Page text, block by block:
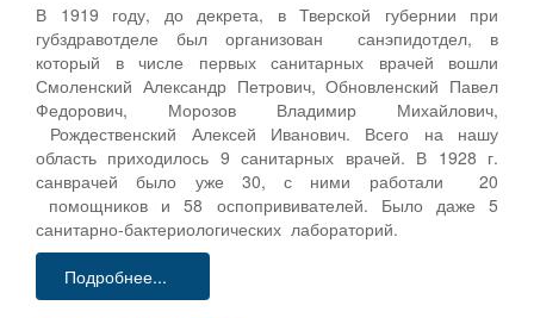
В 1919 году, до декрета, в Тверской губернии при
губздравотделе был организован санэпидотдел, в
который в числе первых санитарных врачей вошли
Смоленский Александр Петрович, Обновленский Павел
Федорович, Морозов Владимир Михайлович,
Рождественский Алексей Иванович. Всего на нашу
область приходилось 9 санитарных врачей. В 1928 г.
санврачей было уже 30, с ними работали 20
помощников и 58 оспопрививателей. Было даже 5
санитарно-бактериологических лабораторий.
Подробнее...